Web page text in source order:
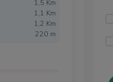
1,5 Km
1,1 Km
1,2 Km
220 m